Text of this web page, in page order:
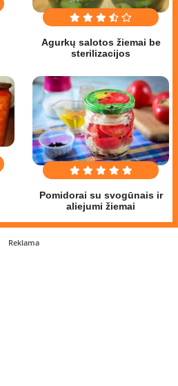
Agurkų salotos žiemai be
sterilizacijos
Pomidorai su svogūnais ir
aliejumi žiemai
Reklama